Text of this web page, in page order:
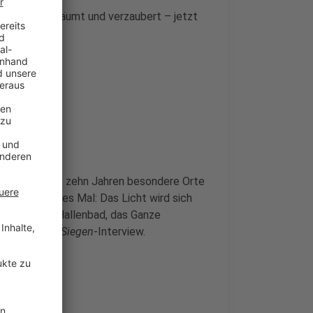
ausgeräumt und verzaubert – jetzt
seit zehn Jahren besondere Orte
tolle dieses Mal: Das Licht wird sich
Hallenbad, das Ganze
imRadio Siegen-Interview.